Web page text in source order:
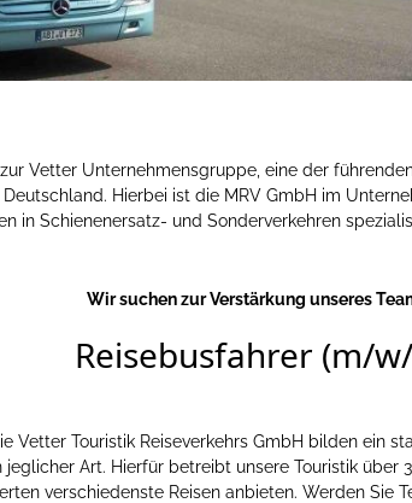
Vetter Unternehmensgruppe, eine der
Hierbei ist die MRV GmbH im
in Schienenersatz- und Sonderverkehren
Wir suchen zur Verstärkung unseres
Reisebusfahrer (m/
Vetter Touristik Reiseverkehrs GmbH bilden ein
jeglicher Art. Hierfür betreibt unsere Touristik über
verschiedenste Reisen anbieten. Werden Sie